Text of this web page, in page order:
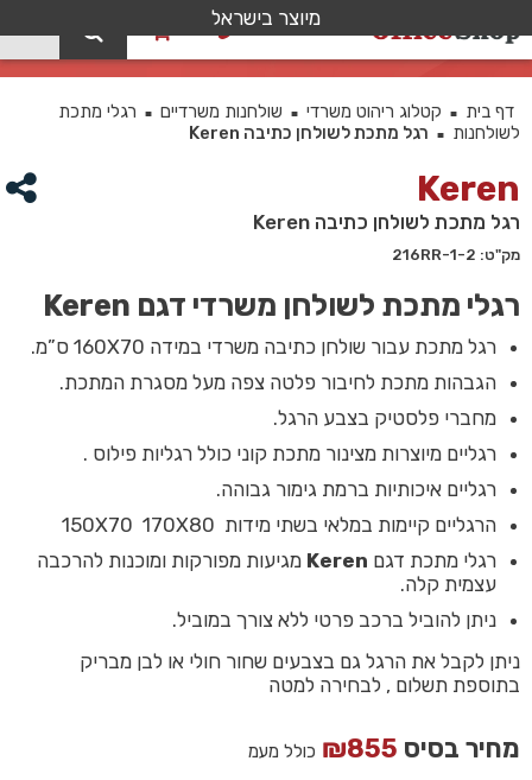
מיוצר בישראל
רגל מתכת לשולחן כתיבה Keren
דף בית ■ קטלוג ריהוט משרדי ■ שולחנות משרדיים ■
רגלי מתכת
לשולחנות
■ רגל מתכת לשולחן כתיבה Keren
Keren
רגל מתכת לשולחן כתיבה Keren
מק"ט: 216RR-1-2
רגלי מתכת לשולחן משרדי דגם Keren
רגל מתכת עבור שולחן כתיבה משרדי במידה 160X70 ס”מ.
הגבהות מתכת לחיבור פלטה צפה מעל מסגרת המתכת.
מחברי פלסטיק בצבע הרגל.
רגליים מיוצרות מצינור מתכת קוני כולל רגליות פילוס .
רגליים איכותיות ברמת גימור גבוהה.
הרגליים קיימות במלאי בשתי מידות 150X70 170X80
רגלי מתכת דגם Keren מגיעות מפורקות ומוכנות להרכבה
עצמית קלה.
ניתן להוביל ברכב פרטי ללא צורך במוביל.
ניתן לקבל את הרגל גם בצבעים שחור חולי או לבן מבריק
בתוספת תשלום , לבחירה למטה
מחיר בסיס ₪855 כולל מעמ